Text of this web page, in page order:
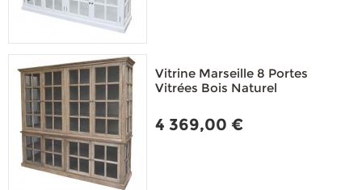
Vitrine Marseille 8 Portes
Vitrées Bois Naturel
4 369,00 €